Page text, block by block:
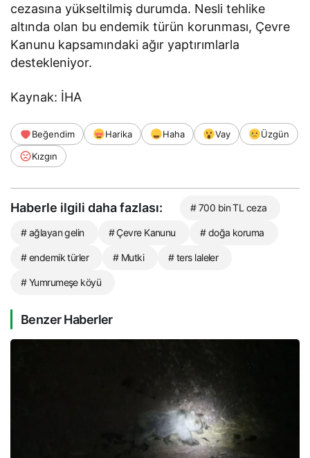
cezasına yükseltilmiş durumda. Nesli tehlike
altında olan bu endemik türün korunması, Çevre
Kanunu kapsamındaki ağır yaptırımlarla
destekleniyor.
Kaynak: İHA
Beğendim Harika Haha Vay
Üzgün
Kızgın
Haberle ilgili daha fazlası: # 700 bin TL ceza
# ağlayan gelin # Çevre Kanunu # doğa koruma
# endemik türler # Mutki # ters laleler
# Yumrumeşe köyü
Benzer Haberler